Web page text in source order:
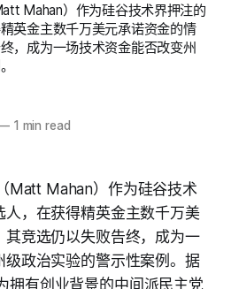
Mahan）作为硅谷技术界押注的
英金主数千万美元承诺资金的情
，成为一场技术资金能否改变州
1 min read
Matt Mahan）作为硅谷技术
人，在获得精英金主数千万美
其竞选仍以失败告终，成为一
政治实验的警示性案例。据
拥有创业背景的中间派民主党